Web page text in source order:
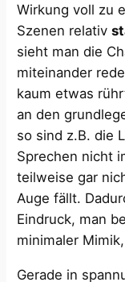
Wirkung voll zu
Szenen relativ
sieht man die
miteinander
kaum etwas
an den
so sind z.B. die
Sprechen nicht
teilweise gar
Auge fällt​.
Eindruck, man
minimaler
Gerade in